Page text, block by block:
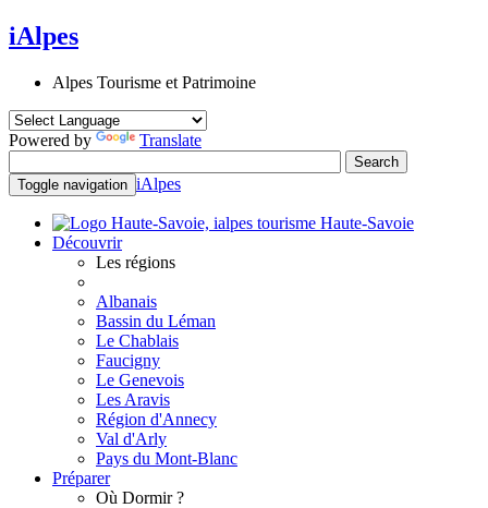
iAlpes
Alpes Tourisme et Patrimoine
Powered by Translate
Toggle navigation iAlpes
Haute-Savoie
Découvrir
Les régions
Albanais
Bassin du Léman
Le Chablais
Faucigny
Le Genevois
Les Aravis
Région d'Annecy
Val d'Arly
Pays du Mont-Blanc
Préparer
Où Dormir ?